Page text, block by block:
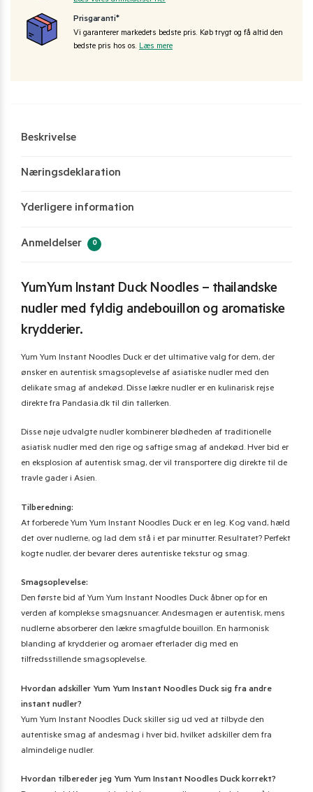
Prisgaranti*
Vi garanterer markedets bedste pris. Køb trygt og få altid den
bedste pris hos os. Læs mere
Beskrivelse
Næringsdeklaration
Yderligere information
Anmeldelser 0
YumYum Instant Duck Noodles – thailandske
nudler med fyldig andebouillon og aromatiske
krydderier.
Yum Yum Instant Noodles Duck er det ultimative valg for dem, der
ønsker en autentisk smagsoplevelse af asiatiske nudler med den
delikate smag af andekød. Disse lækre nudler er en kulinarisk rejse
direkte fra Pandasia.dk til din tallerken.
Disse nøje udvalgte nudler kombinerer blødheden af traditionelle
asiatisk nudler med den rige og saftige smag af andekød. Hver bid er
en eksplosion af autentisk smag, der vil transportere dig direkte til de
travle gader i Asien.
Tilberedning:
At forberede Yum Yum Instant Noodles Duck er en leg. Kog vand, hæld
det over nudlerne, og lad dem stå i et par minutter. Resultatet? Perfekt
kogte nudler, der bevarer deres autentiske tekstur og smag.
Smagsoplevelse:
Den første bid af Yum Yum Instant Noodles Duck åbner op for en
verden af komplekse smagsnuancer. Andesmagen er autentisk, mens
nudlerne absorberer den lækre smagfulde bouillon. En harmonisk
blanding af krydderier og aromaer efterlader dig med en
tilfredsstillende smagsoplevelse.
Hvordan adskiller Yum Yum Instant Noodles Duck sig fra andre
instant nudler?
Yum Yum Instant Noodles Duck skiller sig ud ved at tilbyde den
autentiske smag af andesmag i hver bid, hvilket adskiller dem fra
almindelige nudler.
Hvordan tilbereder jeg Yum Yum Instant Noodles Duck korrekt?